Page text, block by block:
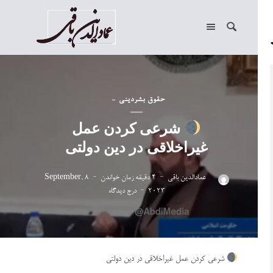
حقوق بشردینی
شرعی کردن عمل
غیراخلاقی در دین دولتی
عمادالدین باقی 4 دقیقه زمان خواندن
8 September,
2023
درج دیدگاه
شرعی کردن عمل غیراخلاقی در دین دولتی